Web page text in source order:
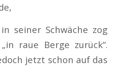
seiner Schwäche zog
raue Berge zurück“.
jetzt schon auf das